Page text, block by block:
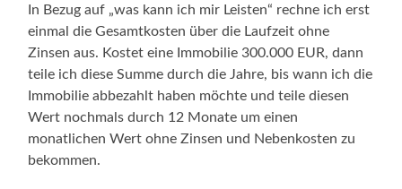
In Bezug auf „was kann ich mir Leisten“ rechne ich erst
einmal die Gesamtkosten über die Laufzeit ohne
Zinsen aus. Kostet eine Immobilie 300.000 EUR, dann
teile ich diese Summe durch die Jahre, bis wann ich die
Immobilie abbezahlt haben möchte und teile diesen
Wert nochmals durch 12 Monate um einen
monatlichen Wert ohne Zinsen und Nebenkosten zu
bekommen.